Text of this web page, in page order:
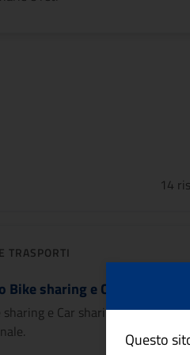
14
TRASPORTI
sharing e Car sharing
e Car sharing sul
Questo